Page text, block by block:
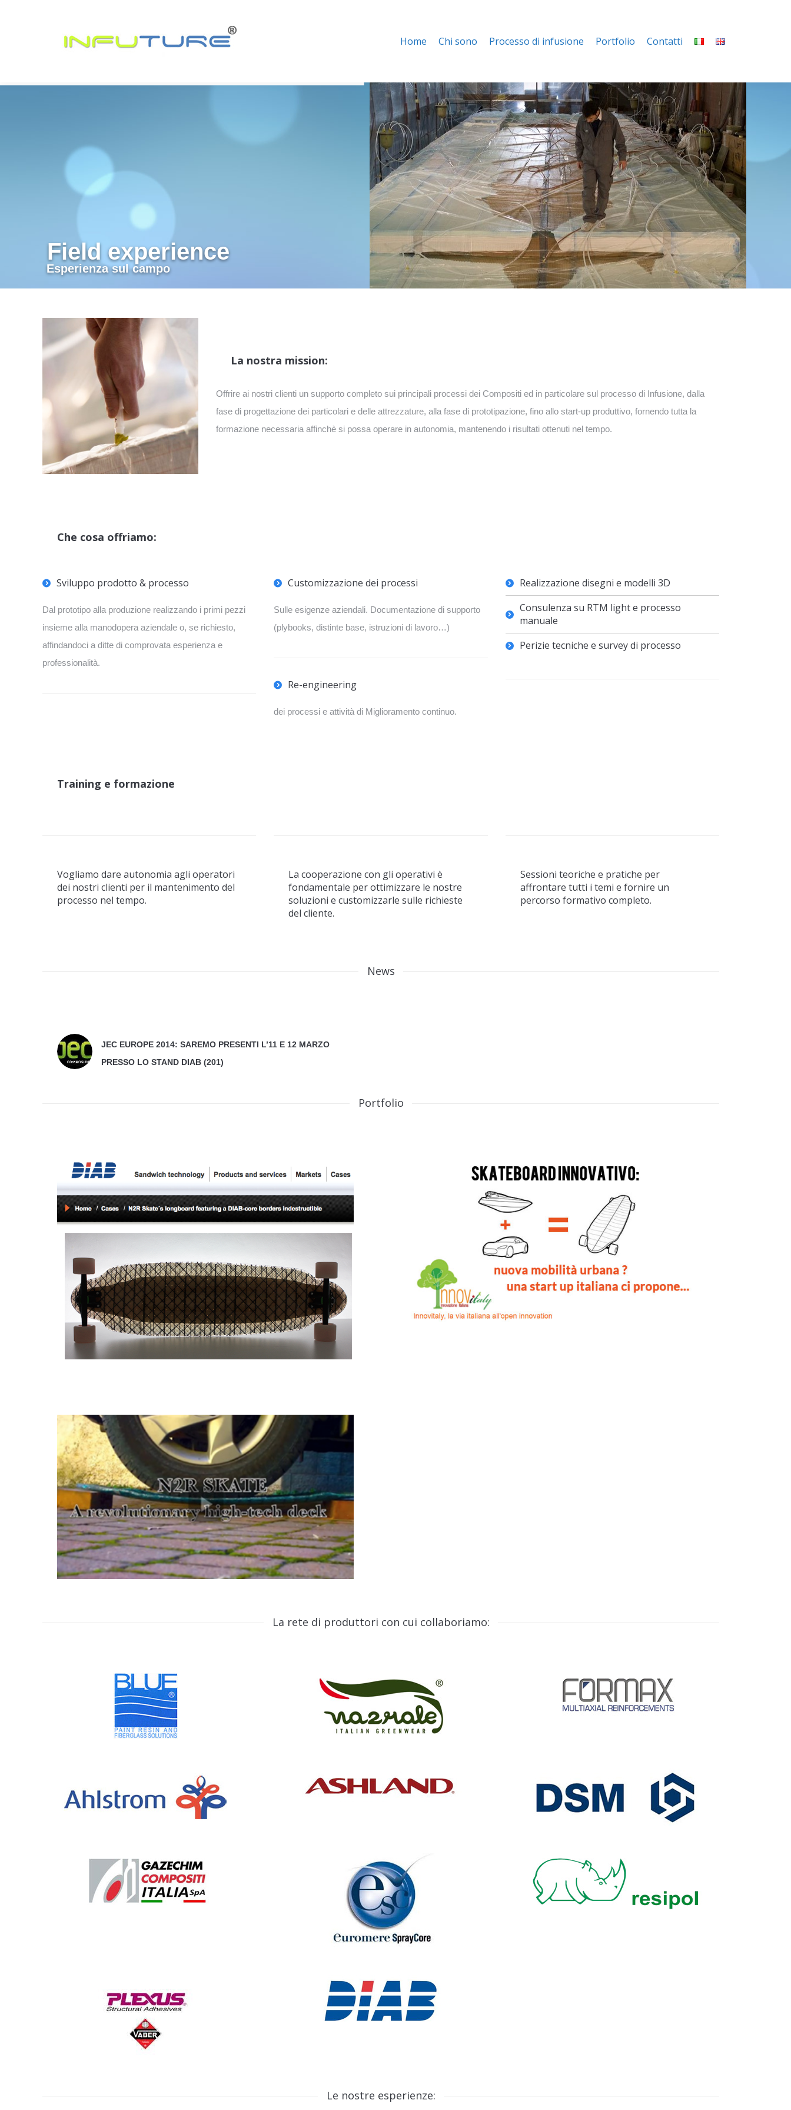
Home Chi sono Processo di infusione Portfolio Contatti
Field experience
Esperienza sul campo
La nostra mission:
Offrire ai nostri clienti un supporto completo sui principali processi dei Compositi ed in particolare sul processo di Infusione, dalla
fase di progettazione dei particolari e delle attrezzature, alla fase di prototipazione, fino allo start-up produttivo, fornendo tutta la
formazione necessaria affinchè si possa operare in autonomia, mantenendo i risultati ottenuti nel tempo.
Che cosa offriamo:
Sviluppo prodotto & processo
Dal prototipo alla produzione realizzando i primi pezzi
insieme alla manodopera aziendale o, se richiesto,
affindandoci a ditte di comprovata esperienza e
professionalità.
Customizzazione dei processi
Sulle esigenze aziendali. Documentazione di supporto
(plybooks, distinte base, istruzioni di lavoro…)
Re-engineering
dei processi e attività di Miglioramento continuo.
Realizzazione disegni e modelli 3D
Consulenza su RTM light e processo
manuale
Perizie tecniche e survey di processo
Training e formazione
Vogliamo dare autonomia agli operatori
dei nostri clienti per il mantenimento del
processo nel tempo.
La cooperazione con gli operativi è
fondamentale per ottimizzare le nostre
soluzioni e customizzarle sulle richieste
del cliente.
Sessioni teoriche e pratiche per
affrontare tutti i temi e fornire un
percorso formativo completo.
News
JEC EUROPE 2014: SAREMO PRESENTI L’11 E 12 MARZO
PRESSO LO STAND DIAB (201)
Portfolio
La rete di produttori con cui collaboriamo:
Le nostre esperienze:
Home